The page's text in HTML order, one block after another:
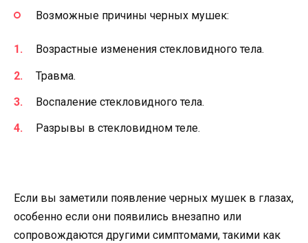
Возможные причины черных мушек:
Возрастные изменения стекловидного тела.
Травма.
Воспаление стекловидного тела.
Разрывы в стекловидном теле.
Если вы заметили появление черных мушек в глазах,
особенно если они появились внезапно или
сопровождаются другими симптомами, такими как